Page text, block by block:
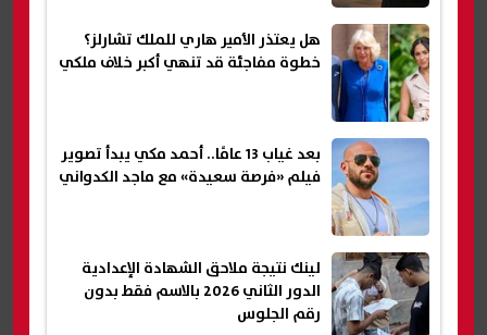
هل يعتذر الأمير هاري للملك تشارلز؟
خطوة مفاجئة قد تنهي أكبر خلاف ملكي
بعد غياب 13 عامًا.. أحمد مكي يبدأ تصوير
فيلم «فرصة سعيدة» مع ماجد الكدواني
لينك نتيجة ملاحق الشهادة الإعدادية
الدور الثاني 2026 بالاسم فقط بدون
رقم الجلوس